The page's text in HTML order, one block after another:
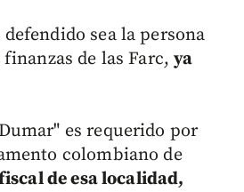
sea la persona
de las Farc,ya
es requerido por
colombiano de
de esa localidad,